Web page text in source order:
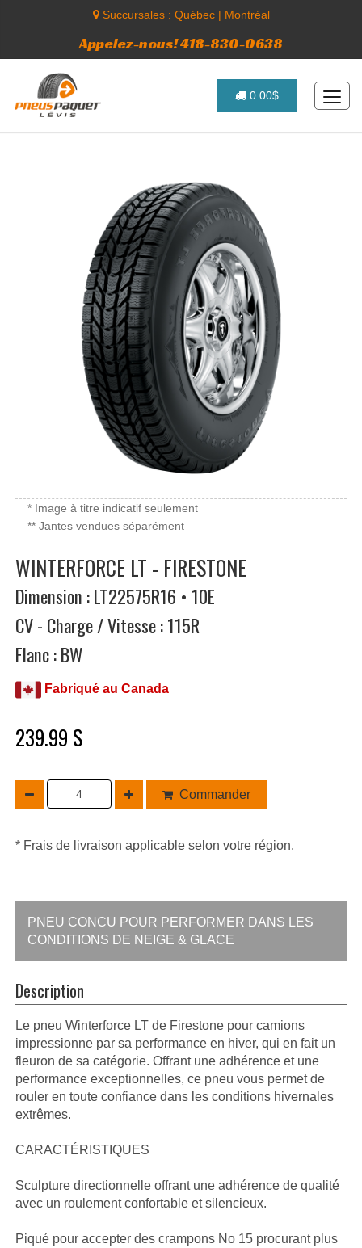
Succursales : Québec| Montréal
Appelez-nous! 418-830-0638
0.00$
* Image à titre indicatif seulement
** Jantes vendues séparément
WINTERFORCE LT - FIRESTONE
Dimension : LT22575R16 • 10E
CV - Charge / Vitesse : 115R
Flanc : BW
Fabriqué au Canada
239.99 $
Commander
* Frais de livraison applicable selon votre région.
PNEU CONCU POUR PERFORMER DANS LES
CONDITIONS DE NEIGE & GLACE
Description
Le pneu Winterforce LT de Firestone pour camions
impressionne par sa performance en hiver, qui en fait un
fleuron de sa catégorie. Offrant une adhérence et une
performance exceptionnelles, ce pneu vous permet de
rouler en toute confiance dans les conditions hivernales
extrêmes.
CARACTÉRISTIQUES
Sculpture directionnelle offrant une adhérence de qualité
avec un roulement confortable et silencieux.
Piqué pour accepter des crampons No 15 procurant plus